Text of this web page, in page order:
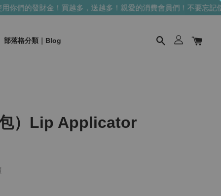
們的發財金！買越多，送越多！親愛的消費會員們！不要忘記使
部落格分類｜Blog
）Lip Applicator